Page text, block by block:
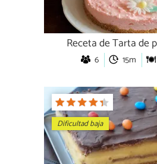
Receta de Tarta de
6 15m
Dificultad baja